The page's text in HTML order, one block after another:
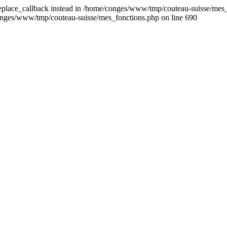
instead in /home/conges/www/tmp/couteau-suisse/
www/tmp/couteau-suisse/mes_fonctions.php on line 690